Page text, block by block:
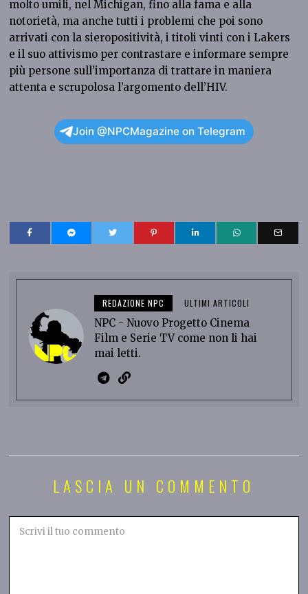
molto umili, nel Michigan, fino alla fama e alla
notorietà, ma anche tutti i problemi che poi sono
arrivati con la sieropositività, i titoli vinti con i Lakers
e il suo attivismo per contrastare e informare sempre
più persone sull’importanza di trattare in maniera
attenta e scrupolosa l’argomento dell’HIV.
Join @NPCMagazine on Telegram
REDAZIONE NPC ULTIMI ARTICOLI
NPC - Nuovo Progetto Cinema
Film e Serie TV come non li hai
mai letti.
LASCIA UN COMMENTO